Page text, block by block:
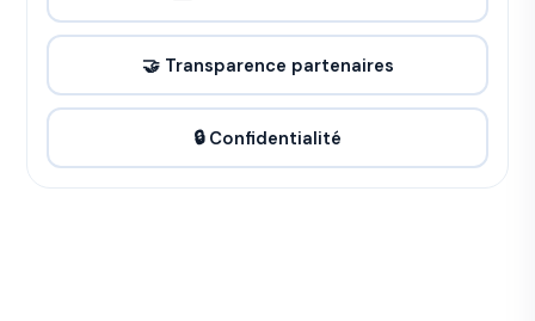
🤝 Transparence partenaires
🔒 Confidentialité